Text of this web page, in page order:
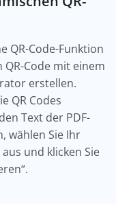
QR-Code-Funktion
Code mit einem
erstellen.
QR Codes
Text der PDF-
wählen Sie Ihr
und klicken Sie